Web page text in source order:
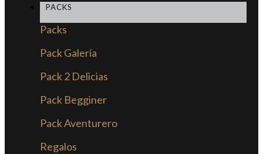
PACKS
Packs
Pack Galería
Pack 2 Delicias
Pack Begginer
Pack Aventurero
Regalos